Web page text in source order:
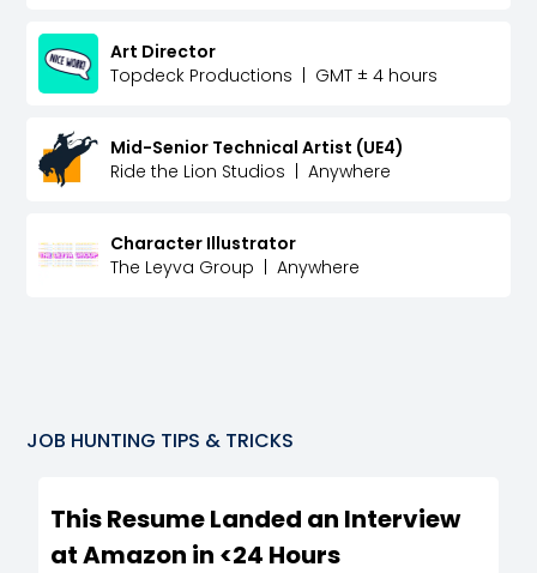
Art Director
Topdeck Productions | GMT ± 4 hours
Mid-Senior Technical Artist (UE4)
Ride the Lion Studios | Anywhere
Character Illustrator
The Leyva Group | Anywhere
JOB HUNTING TIPS & TRICKS
This Resume Landed an Interview
at Amazon in <24 Hours